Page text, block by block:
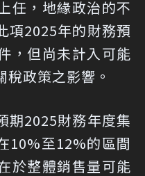
任，地緣政治的不
項2025年的財務預
，但尚未計入可能
政策之影響。
期2025財務年度集
10%至12%的區間
於整體銷售量可能